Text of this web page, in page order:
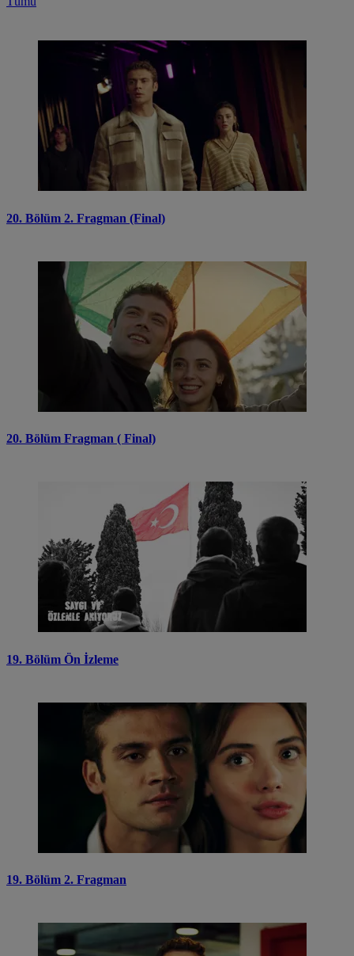
20. Bölüm 2. Fragman (Final)
20. Bölüm Fragman ( Final)
19. Bölüm Ön İzleme
19. Bölüm 2. Fragman